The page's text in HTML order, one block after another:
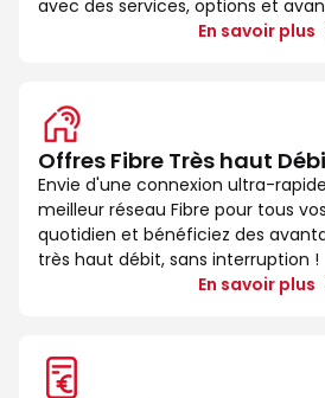
avec des services, options et
En savoir plus
Offres Fibre Très haut
Envie d'une connexion ultra-
meilleur réseau Fibre pour tous
quotidien et bénéficiez des
très haut débit, sans interruption !
En savoir plus